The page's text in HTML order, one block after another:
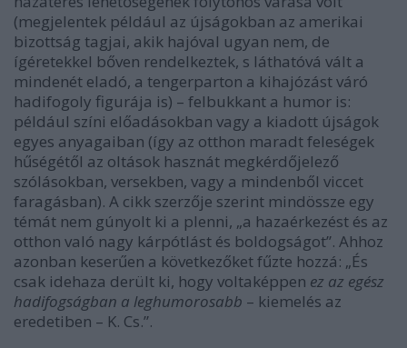
(megjelentek például az újságokban az amerikai
bizottság tagjai, akik hajóval ugyan nem, de
ígéretekkel bőven rendelkeztek, s láthatóvá vált a
mindenét eladó, a tengerparton a kihajózást váró
hadifogoly figurája is) – felbukkant a humor is:
például színi előadásokban vagy a kiadott újságok
egyes anyagaiban (így az otthon maradt feleségek
hűségétől az oltások hasznát megkérdőjelező
szólásokban, versekben, vagy a mindenből viccet
faragásban). A cikk szerzője szerint mindössze egy
témát nem gúnyolt ki a plenni, „a hazaérkezést és az
otthon való nagy kárpótlást és boldogságot”. Ahhoz
azonban keserűen a következőket fűzte hozzá: „És
csak idehaza derült ki, hogy voltaképpen ez az egész
hadifogságban a leghumorosabb – kiemelés az
eredetiben – K. Cs.”.